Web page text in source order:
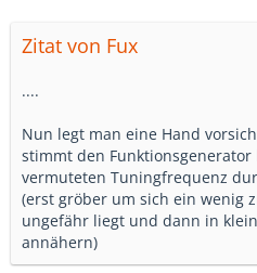
Zitat von Fux
....
Nun legt man eine Hand
stimmt den
vermuteten Tuningfrequenz
(erst gröber um sich ein wenig
ungefähr liegt und dann in
annähern)